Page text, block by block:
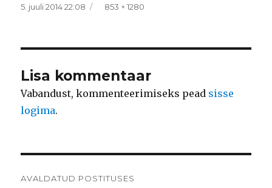
Postitatud
5. juuli 2014 22:08 Täissuurus
853 × 1280
Lisa kommentaar
Vabandust, kommenteerimiseks pead sisse
logima.
AVALDATUD POSTITUSES